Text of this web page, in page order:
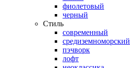
фиолетовый
черный
Стиль
современный
средиземноморский
пэчворк
лофт